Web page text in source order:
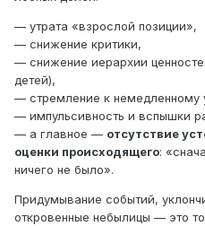
— утрата «взрослой позиции»,
— снижение критики,
— снижение иерархии
детей),
— стремление к немедленному
— импульсивность и вспышки
— а главное — отсутствие
оценки происходящего:
ничего не было».
Придумывание событий,
откровенные небылицы — это